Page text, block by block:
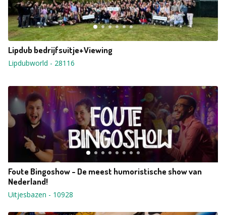
Lipdub bedrijfsuitje+Viewing
Lipdubworld - 28116
Foute Bingoshow - De meest humoristische show van
Nederland!
Uitjesbazen - 10928